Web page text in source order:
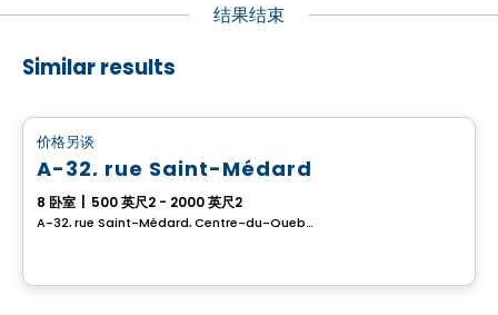
结果结束
Similar results
价格另谈
A-32, rue Saint-Médard
8 卧室 500 英尺2 - 2000 英尺2
A-32, rue Saint-Médard, Centre-du-Quebec, QC